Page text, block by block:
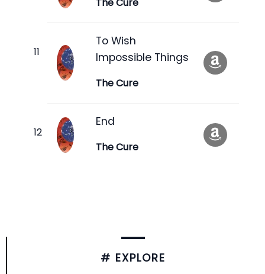
To Wish
Impossible Things
The Cure
End
The Cure
# EXPLORE